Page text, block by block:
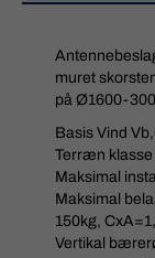
muret
på Ø1600-
Basis Vind
Terræn klasse
Maksimal
Maksimal
150kg,
Vertikal